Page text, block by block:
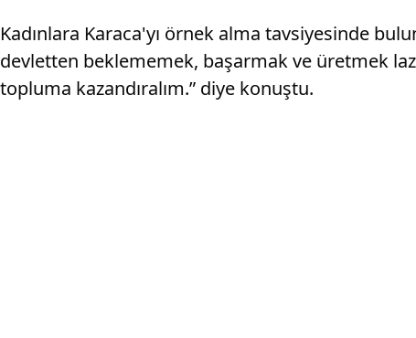
Kadınlara Karaca'yı örnek alma tavsiyesinde
devletten beklememek, başarmak ve üretmek
topluma kazandıralım.” diye konuştu.